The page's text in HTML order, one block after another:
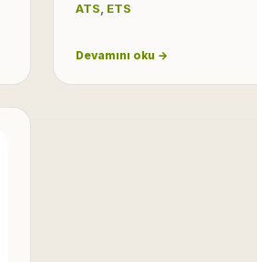
ATS ETS
Devamını oku →